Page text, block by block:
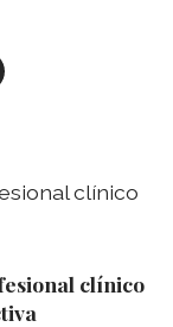
clínico